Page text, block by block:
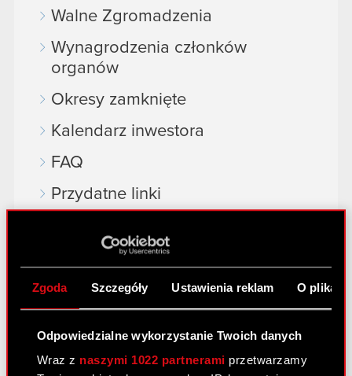
Zgoda Szczegóły Ustawienia reklam O
Odpowiedzialne wykorzystanie Twoich danych
Wraz z naszymi 1022 partnerami przetwarzamy
Walne Zgromadzenia
Wynagrodzenia członków
organów
Okresy zamknięte
Kalendarz inwestora
FAQ
Przydatne linki
Dowiedz się więcej:
thewitcher.com
cyberpunk.net